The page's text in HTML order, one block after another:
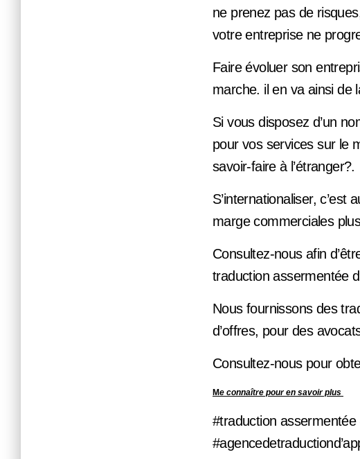
ne prenez pas de
votre entreprise ne
Faire évoluer son
marche. il en va ainsi de
Si vous disposez d’un
pour vos services sur le
savoir-faire à l’étranger?.
S’internationaliser,
marge commerciales
Consultez-nous afin
traduction assermentée
Nous fournissons des
d’offres, pour des
Consultez-nous pour
Me connaître pour en savoir plus
#traduction